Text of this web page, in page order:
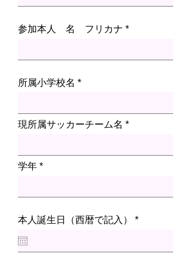
参加本人 名 フリカナ
所属小学校名
現所属サッカーチーム名
学年
本人誕生日（西暦で記入） *r